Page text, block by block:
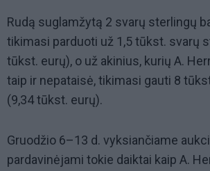
Rudą suglamžytą 2 svarų sterlingų
tikimasi parduoti už 1,5 tūkst. svarų
tūkst. eurų), o už akinius, kurių A.
taip ir nepataisė, tikimasi gauti 8
(9,34 tūkst. eurų).
Gruodžio 6–13 d. vyksiančiame
pardavinėjami tokie daiktai kaip A.